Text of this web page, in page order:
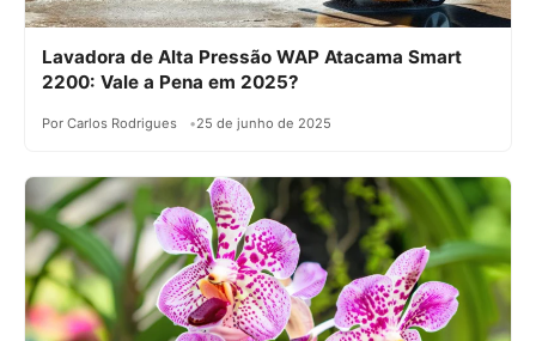
Lavadora de Alta Pressão WAP Atacama Smart
2200: Vale a Pena em 2025?
Por Carlos Rodrigues 25 de junho de 2025